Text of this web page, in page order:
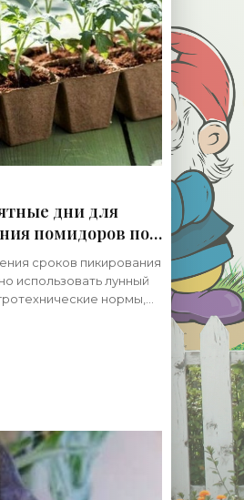
дни для
помидоров по
2024 +
- «Овощи»
сроков пикирования
использовать лунный
нормы,